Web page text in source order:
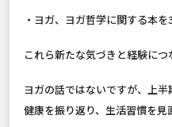
・ヨガ、ヨガ哲学に関する本を
これら新たな気づきと経験に
ヨガの話ではないですが、上
健康を振り返り、生活習慣を見